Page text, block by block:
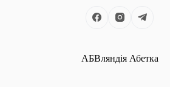
АБВляндія Абетка